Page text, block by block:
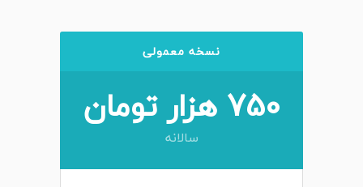
نسخه معمولی
750 هزار تومان
سالانه